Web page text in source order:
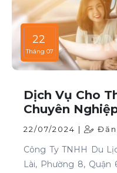
22
Tháng 07
Dịch Vụ Cho
Chuyên
22/07/2024 |
Công Ty TNHH Du
Lài, Phường 8, Quận